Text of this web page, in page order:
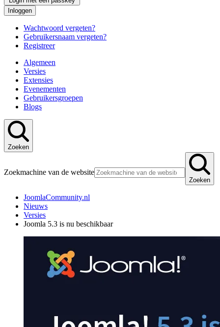
Inloggen
Wachtwoord vergeten?
Gebruikersnaam vergeten?
Registreer
Algemeen
Versies
Extensies
Evenementen
Gebruikersgroepen
Blogs
Zoeken
Zoekmachine van de website
Zoeken
JoomlaCommunity.nl
Nieuws
Versies
Joomla 5.3 is nu beschikbaar